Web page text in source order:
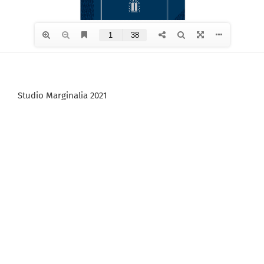
Studio Marginalia 2021